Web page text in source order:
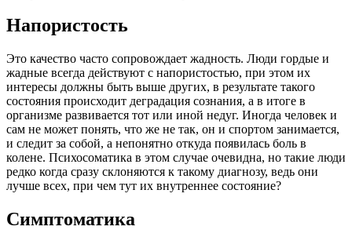
Напористость
Это качество часто сопровождает жадность. Люди гордые и
жадные всегда действуют с напористостью, при этом их
интересы должны быть выше других, в результате такого
состояния происходит деградация сознания, а в итоге в
организме развивается тот или иной недуг. Иногда человек и
сам не может понять, что же не так, он и спортом занимается,
и следит за собой, а непонятно откуда появилась боль в
колене. Психосоматика в этом случае очевидна, но такие люди
редко когда сразу склоняются к такому диагнозу, ведь они
лучше всех, при чем тут их внутреннее состояние?
Симптоматика